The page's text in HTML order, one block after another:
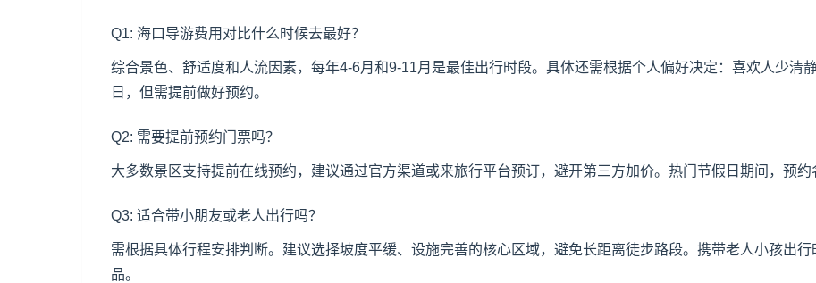
Q1: 海口导游费用对比什么时候去最好？
综合景色、舒适度和人流因素，每年4-6月和9-11月是最佳出行时段。具体还需根据个人偏好决定：喜欢人少清
日，但需提前做好预约。
Q2: 需要提前预约门票吗？
大多数景区支持提前在线预约，建议通过官方渠道或来旅行平台预订，避开第三方加价。热门节假日期间，预约
Q3: 适合带小朋友或老人出行吗？
需根据具体行程安排判断。建议选择坡度平缓、设施完善的核心区域，避免长距离徒步路段。携带老人小孩出
品。